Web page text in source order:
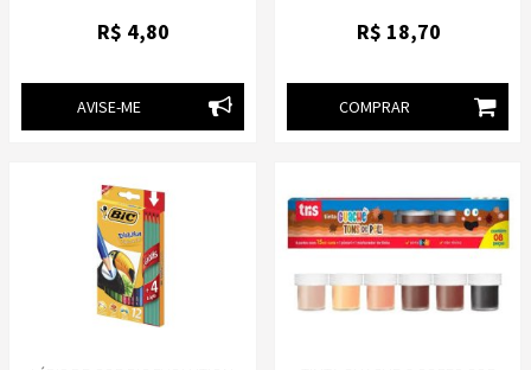
R$ 4,80
AVISE-ME
R$ 18,70
COMPRAR